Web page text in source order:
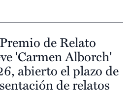
de Relato
'Carmen Alborch'
abierto el plazo de
de relatos